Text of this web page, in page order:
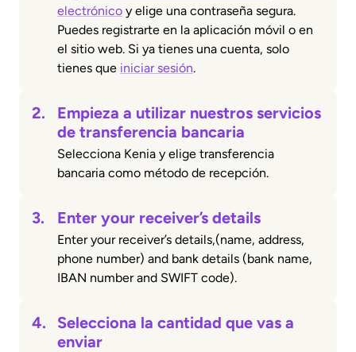
electrónico y elige una contraseña segura.
Puedes registrarte en la aplicación móvil o en
el sitio web. Si ya tienes una cuenta, solo
tienes que iniciar sesión.
2.
Empieza a utilizar nuestros servicios
de transferencia bancaria
Selecciona Kenia y elige transferencia
bancaria como método de recepción.
3. Enter your receiver’s details
Enter your receiver’s details,(name, address,
phone number) and bank details (bank name,
IBAN number and SWIFT code).
4.
Selecciona la cantidad que vas a
enviar